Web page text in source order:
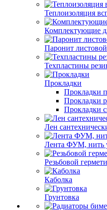
Теплоизоляция
Комплектующие
Паронит листовой
Техпластины
Прокладки
Прокладки
Прокладки
Прокладки
Лен
Лента ФУМ, нить
Резьбовой
Каболка
Грунтовка